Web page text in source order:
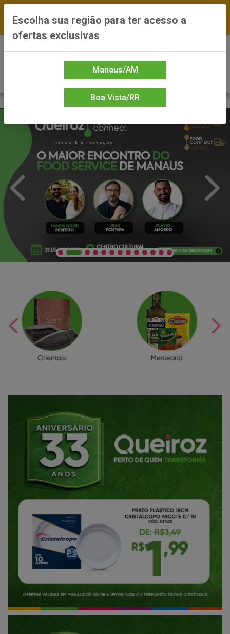
*Preços exclusivos do site — Entrega em até 24h
Escolha sua região para ter acesso a
ofertas exclusivas
Manaus/AM
Boa Vista/RR